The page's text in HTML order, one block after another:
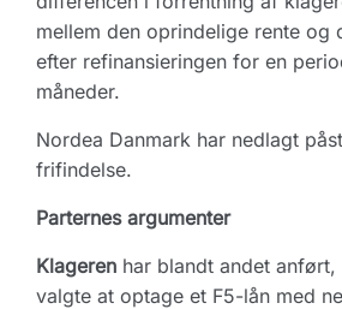
mellem den oprindelige rente og
efter refinansieringen for en
måneder.
Nordea Danmark har nedlagt
frifindelse.
Parternes argumenter
Klageren har blandt andet anført,
valgte at optage et F5-lån med